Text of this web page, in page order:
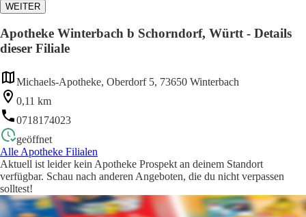
WEITER
Apotheke Winterbach b Schorndorf, Württ - Details
dieser Filiale
Michaels-Apotheke, Oberdorf 5, 73650 Winterbach
0,11 km
0718174023
geöffnet
Alle Apotheke Filialen
Aktuell ist leider kein Apotheke Prospekt an deinem Standort
verfügbar. Schau nach anderen Angeboten, die du nicht verpassen
solltest!